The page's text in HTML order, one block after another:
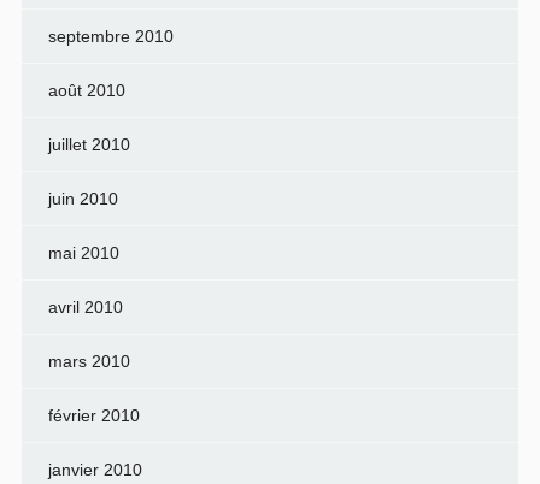
septembre 2010
août 2010
juillet 2010
juin 2010
mai 2010
avril 2010
mars 2010
février 2010
janvier 2010